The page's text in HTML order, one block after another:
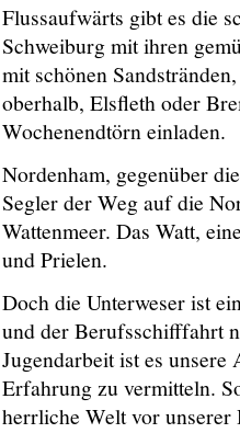
Flussaufwärts gibt es die
Schweiburg mit ihren
mit schönen
oberhalb, Elsfleth oder
Wochenendtörn einladen.
Nordenham, gegenüber
Segler der Weg auf die
Wattenmeer. Das Watt,
und Prielen.
Doch die Unterweser ist
und der Berufsschifffahrt
Jugendarbeit ist es
Erfahrung zu vermitteln.
herrliche Welt vor unserer